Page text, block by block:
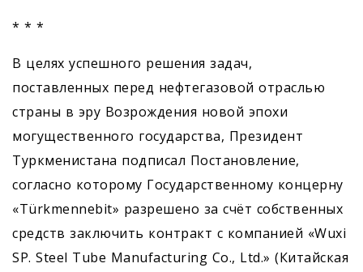
* * *
В целях успешного решения задач,
поставленных перед неф­тегазовой отраслью
страны в эру Возрождения новой эпохи
могущественного государства, Президент
Туркменистана подписал Постановление,
согласно которому Государственному концерну
«Türkmennebit» разрешено за счёт собственных
средств заключить контракт с компанией «Wuxi
SP. Steel Tube Manufacturing Co., Ltd.» (Китайская